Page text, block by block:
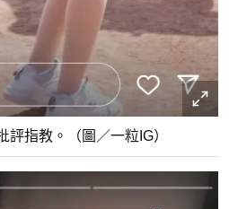
指教。（圖／一粒IG）